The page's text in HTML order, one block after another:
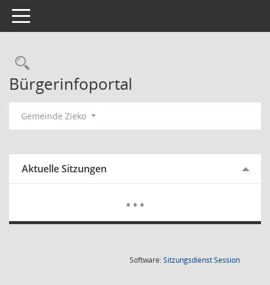
Toggle navigation
Rechercheauswahl
Bürgerinfoportal
Gemeinde Zieko
Aktuelle Sitzungen
…Mehr
Software:SitzungsdienstSession(Wird in